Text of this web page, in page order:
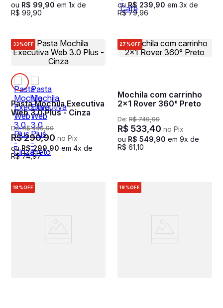
ou R$ 99 90 em 1x de
R$ 99 90
ou R$ 239 90 em 3x de
R$ 79,96
33%OFF
Pasta Mochila Executiva
Web 3.0 Plus - Cinza
De:R$ 449,90
R$290,90 no Pix
ouR$ 299 90 em 4x de
R$ 74,97
27%OFF
Mochila com carrinho
2x1 Rover 360° Preto
De: R$ 749,90
R$ 533,40 no Pix
ou R$ 549 90 em 9x de
R$ 61 10
18%OFF 19%OFF